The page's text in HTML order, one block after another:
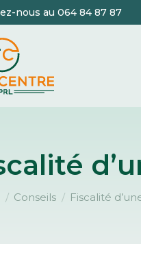
nous au 064 84 87 87
here:
Conseils Fiscalité